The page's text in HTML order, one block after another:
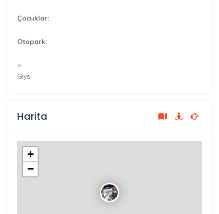
Çocuklar:
Otopark:
>
Giysi
Harita
+
−